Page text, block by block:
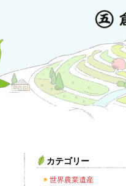
カテゴリー
世界農業遺産